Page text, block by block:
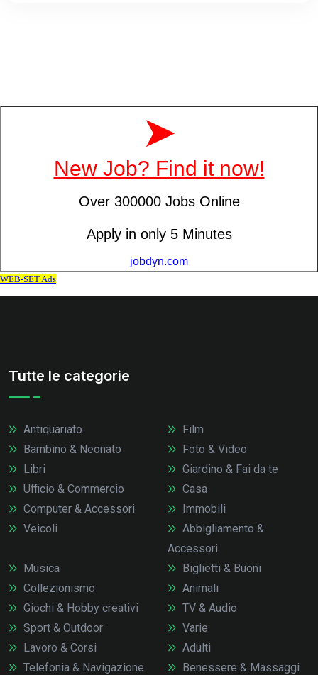
Tutte le categorie
Antiquariato
Bambino & Neonato
Libri
Ufficio & Commercio
Computer & Accessori
Veicoli
Film
Foto & Video
Giardino & Fai da te
Casa
Immobili
Abbigliamento &
Accessori
Musica
Collezionismo
Giochi & Hobby creativi
Sport & Outdoor
Lavoro & Corsi
Telefonia & Navigazione
Biglietti & Buoni
Animali
TV & Audio
Varie
Adulti
Benessere & Massaggi